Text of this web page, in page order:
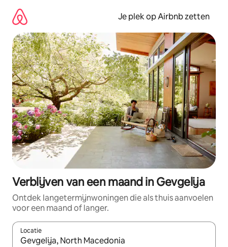
direct
naar
inhoud
Je plek op Airbnb zetten
Verblijven van een maand in Gevgelija
Ontdek langetermijnwoningen die als thuis aanvoelen
voor een maand of langer.
Locatie
Wanneer er resultaten beschikbaar zijn, maak je een keuze